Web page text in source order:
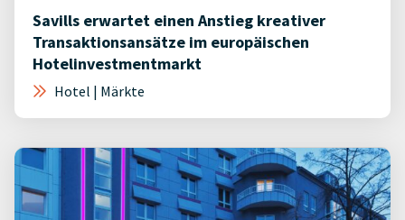
Savills erwartet einen Anstieg kreativer
Transaktionsansätze im europäischen
Hotelinvestmentmarkt
Hotel | Märkte